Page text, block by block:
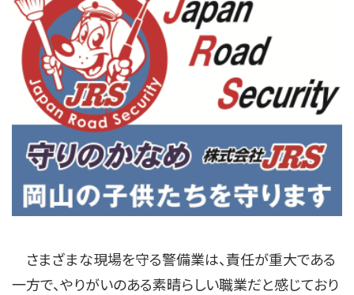
さまざまな現場を守る警備業は、責任が重大である
一方で、やりがいのある素晴らしい職業だと感じており